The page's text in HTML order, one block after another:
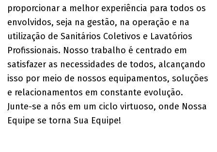
proporcionar a melhor experiência para todos os
envolvidos, seja na gestão, na operação e na
utilização de Sanitários Coletivos e Lavatórios
Profissionais. Nosso trabalho é centrado em
satisfazer as necessidades de todos, alcançando
isso por meio de nossos equipamentos, soluções
e relacionamentos em constante evolução.
Junte-se a nós em um ciclo virtuoso, onde Nossa
Equipe se torna Sua Equipe!